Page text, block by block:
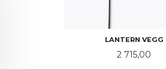
LANTERN VEGG
Pris
2 715,00